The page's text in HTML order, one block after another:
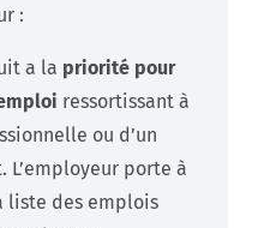
:
a la priorité pour
ressortissant à
ou d’un
porte à
liste des emplois